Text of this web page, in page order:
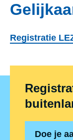
Registratie
Doe je